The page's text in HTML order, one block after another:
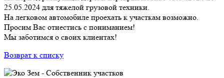
25.05.2024 для тяжелой грузовой техники.
На легковом автомобиле проехать к участкам возможно.
Просим Вас отнестись с пониманием!
Мы заботимся о своих клиентах!
Возврат к списку